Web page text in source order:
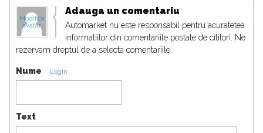
Modifica
avatar
Adauga un comentariu
Automarket nu este responsabil pentru acuratetea
informatiilor din comentariile postate de cititori. Ne
rezervam dreptul de a selecta comentariile.
Nume Login
Text